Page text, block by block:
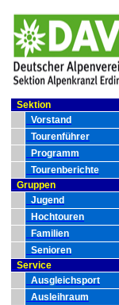
Sektion
Vorstand
Tourenführer
Programm
Tourenberichte
Gruppen
Jugend
Hochtouren
Familien
Senioren
Service
Ausgleichsport
Ausleihraum